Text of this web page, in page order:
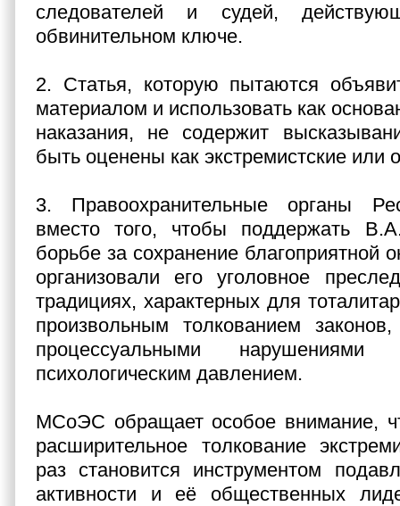
следователей и судей,
обвинительном ключе.
2. Статья, которую пытаются
материалом и использовать как
наказания, не содержит
быть оценены как экстремистские или
3. Правоохранительные органы
вместо того, чтобы поддержать
борьбе за сохранение благоприятной
организовали его уголовное
традициях, характерных для
произвольным толкованием
процессуальными
психологическим давлением.
МСоЭС обращает особое внимание,
расширительное толкование
раз становится инструментом
активности и её общественных